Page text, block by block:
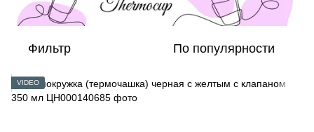
Фильтр По популярности
VIDEO